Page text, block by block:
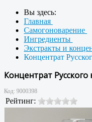
Вы здесь:
Главная
Самогоноварение
Ингредиенты
Экстракты и
Концентрат
Концентрат Русского
Код: 9000398
Рейтинг: